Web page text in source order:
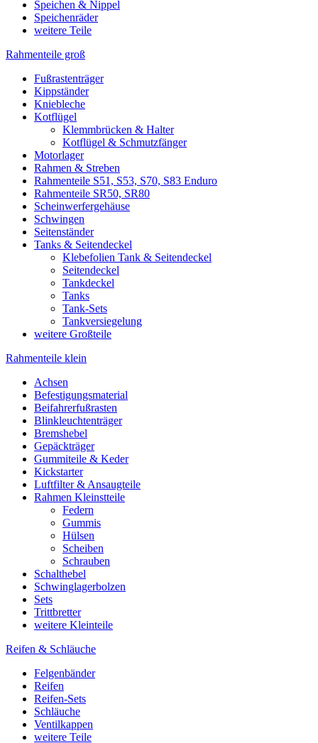
Speichen & Nippel
Speichenräder
weitere Teile
Rahmenteile groß
Fußrastenträger
Kippständer
Kniebleche
Kotflügel
Klemmbrücken & Halter
Kotflügel & Schmutzfänger
Motorlager
Rahmen & Streben
Rahmenteile S51, S53, S70, S83 Enduro
Rahmenteile SR50, SR80
Scheinwerfergehäuse
Schwingen
Seitenständer
Tanks & Seitendeckel
Klebefolien Tank & Seitendeckel
Seitendeckel
Tankdeckel
Tanks
Tank-Sets
Tankversiegelung
weitere Großteile
Rahmenteile klein
Achsen
Befestigungsmaterial
Beifahrerfußrasten
Blinkleuchtenträger
Bremshebel
Gepäckträger
Gummiteile & Keder
Kickstarter
Luftfilter & Ansaugteile
Rahmen Kleinstteile
Federn
Gummis
Hülsen
Scheiben
Schrauben
Schalthebel
Schwinglagerbolzen
Sets
Trittbretter
weitere Kleinteile
Reifen & Schläuche
Felgenbänder
Reifen
Reifen-Sets
Schläuche
Ventilkappen
weitere Teile